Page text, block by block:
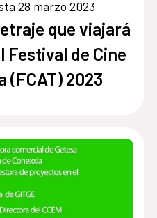
28 marzo 2023
que viajará
Festival de Cine
(FCAT) 2023